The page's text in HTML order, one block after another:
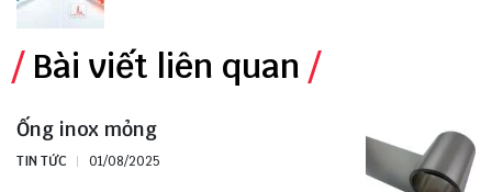
Bài viết liên quan
Ống inox mỏng
TIN TỨC 01/08/2025